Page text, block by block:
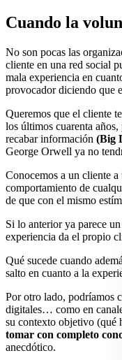
Cuando la
No son pocas las
cliente en una red social
mala experiencia en
provocador diciendo que
Queremos que el cliente
los últimos cuarenta
recabar información (Big
George Orwell ya no
Conocemos a un cliente
comportamiento de
de que con el mismo
Si lo anterior ya parece
experiencia da el propio
Qué sucede cuando
salto en cuanto a la
Por otro lado, podríamos
digitales… como en
su contexto objetivo (qué
tomar con completo
anecdótico.